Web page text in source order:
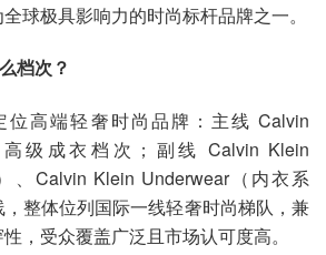
球极具影响力的时尚标杆品牌之一。
档次？
位高端轻奢时尚品牌：主线 Calvin
高级成衣档次；副线 Calvin Klein
、Calvin Klein Underwear（内衣系
整体位列国际一线轻奢时尚梯队，兼
，受众覆盖广泛且市场认可度高。